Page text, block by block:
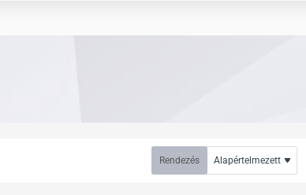
Rendezés